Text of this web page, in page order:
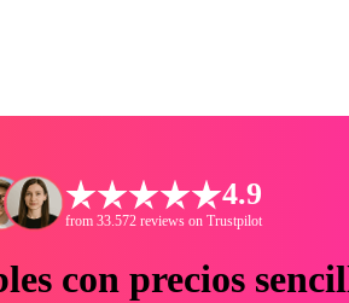
4.9
from 33.572 reviews on Trustpilot
con precios